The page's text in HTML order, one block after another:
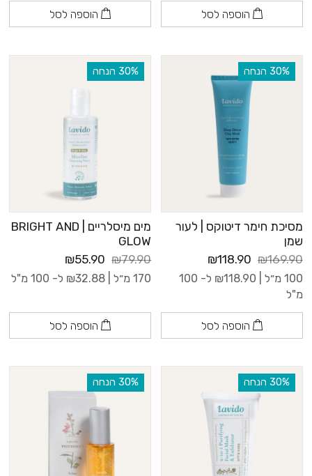
הוספה לסל הוספה לסל
‫30% הנחה
מסיכת חימר דיטוקס | לעור
שמן
₪169.90
₪118.90
100 מ״ל | ₪118.90
ל- 100
מ"ל
הוספה לסל
‫30% הנחה
מים מיסלריים | BRIGHT AND
GLOW
₪79.90
₪55.90
170 מ״ל | ₪32.88 ל- 100 מ"ל
הוספה לסל
‫30% הנחה ‫30% הנחה